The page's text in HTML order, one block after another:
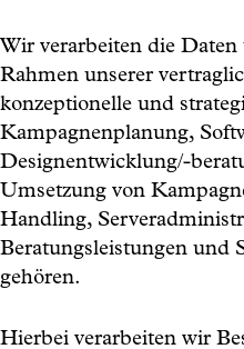
Wir verarbeiten die
Rahmen unserer
konzeptionelle und
Kampagnenplanung,
Designentwicklung/-
Umsetzung von
Handling,
Beratungsleistungen und
gehören.
Hierbei verarbeiten wir